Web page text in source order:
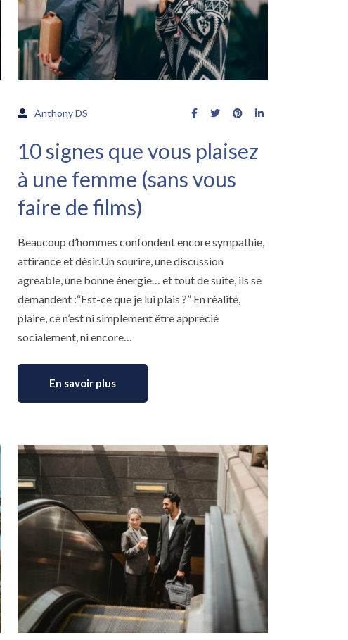
Anthony DS
10 signes que vous plaisez
à une femme (sans vous
faire de films)
Beaucoup d’hommes confondent encore sympathie,
attirance et désir.Un sourire, une discussion
agréable, une bonne énergie… et tout de suite, ils se
demandent :“Est-ce que je lui plais ?” En réalité,
plaire, ce n’est ni simplement être apprécié
socialement, ni encore…
En savoir plus